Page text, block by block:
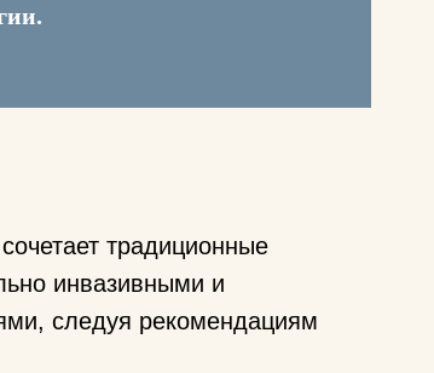
традиционные
инвазивными и
следуя рекомендациям